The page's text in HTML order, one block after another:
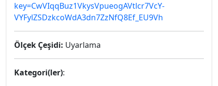
key=CwVIqqBuz1VkysVpueogAVtlcr7VcY-
VYFylZSDzkcoWdA3dn7ZzNfQ8Ef_EU9Vh
Ölçek Çeşidi: Uyarlama
Kategori(ler):